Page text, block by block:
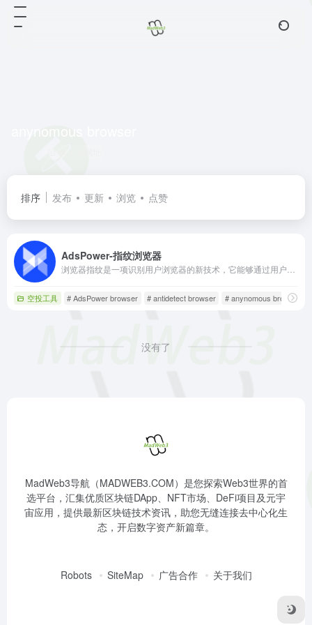
排序 发布 更新 浏览 点赞
AdsPower-指纹浏览器
空投工具 # AdsPower browser # antidetect browser # anynomous browser
没有了
MadWeb3导航（MADWEB3.COM）是您探索Web3世界的首
选平台，汇集优质区块链DApp、NFT市场、DeFi项目及元宇
宙应用，提供最新区块链技术资讯，助您无缝连接去中心化生
态，开启数字资产新篇章。
Robots SiteMap 广告合作 关于我们